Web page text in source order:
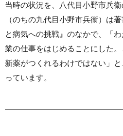
当時の状況を、八代目小野市兵
（のちの九代目小野市兵衞）は
と病気への挑戦』のなかで、「
業の仕事をはじめることにした
新薬がつくれるわけではない」
っています。